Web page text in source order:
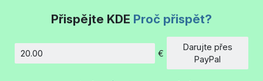
Přispějte KDE Proč přispět?
€
Darujte přes
PayPal